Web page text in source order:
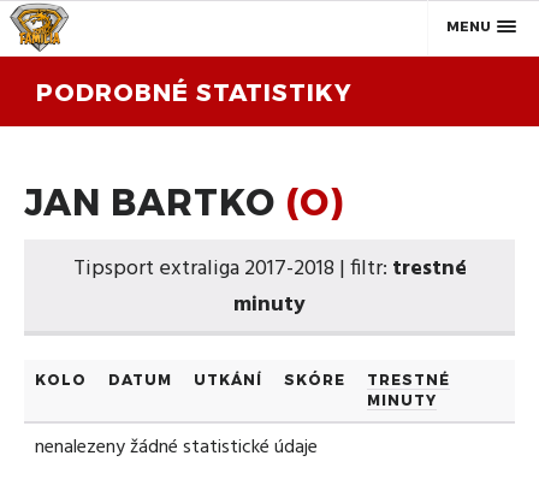
MENU
PODROBNÉ STATISTIKY
JAN BARTKO (O)
Tipsport extraliga 2017-2018 | filtr: trestné
minuty
KOLO DATUM UTKÁNÍ SKÓRE
TRESTNÉ
MINUTY
nenalezeny žádné statistické údaje